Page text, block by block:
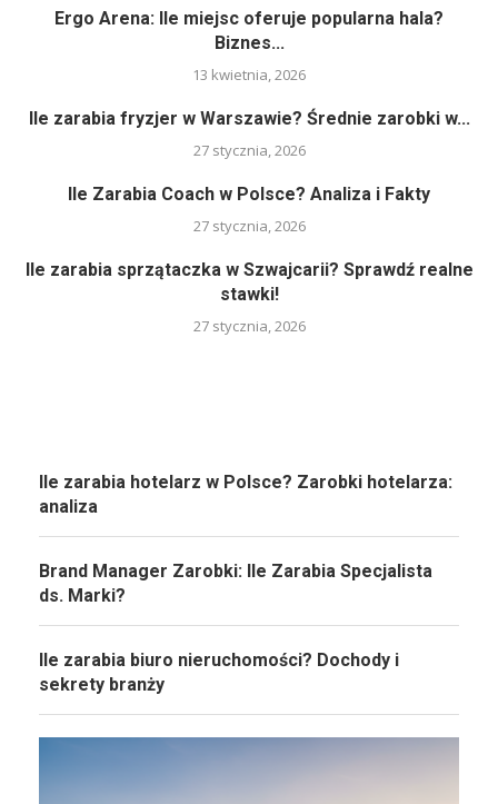
Ergo Arena: Ile miejsc oferuje popularna hala?
Biznes...
13 kwietnia, 2026
Ile zarabia fryzjer w Warszawie? Średnie zarobki w...
27 stycznia, 2026
Ile Zarabia Coach w Polsce? Analiza i Fakty
27 stycznia, 2026
Ile zarabia sprzątaczka w Szwajcarii? Sprawdź realne
stawki!
27 stycznia, 2026
Ile zarabia hotelarz w Polsce? Zarobki hotelarza:
analiza
Brand Manager Zarobki: Ile Zarabia Specjalista
ds. Marki?
Ile zarabia biuro nieruchomości? Dochody i
sekrety branży